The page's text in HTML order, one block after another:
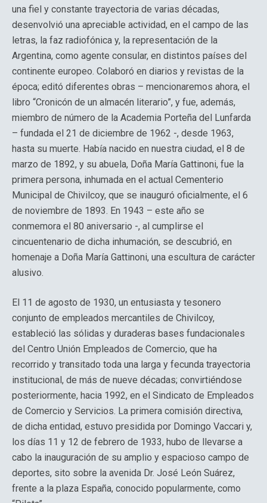
una fiel y constante trayectoria de varias décadas,
desenvolvió una apreciable actividad, en el campo de las
letras, la faz radiofónica y, la representación de la
Argentina, como agente consular, en distintos países del
continente europeo. Colaboró en diarios y revistas de la
época; editó diferentes obras – mencionaremos ahora, el
libro “Cronicón de un almacén literario”, y fue, además,
miembro de número de la Academia Porteña del Lunfarda
– fundada el 21 de diciembre de 1962 -, desde 1963,
hasta su muerte. Había nacido en nuestra ciudad, el 8 de
marzo de 1892, y su abuela, Doña María Gattinoni, fue la
primera persona, inhumada en el actual Cementerio
Municipal de Chivilcoy, que se inauguró oficialmente, el 6
de noviembre de 1893. En 1943 – este año se
conmemora el 80 aniversario -, al cumplirse el
cincuentenario de dicha inhumación, se descubrió, en
homenaje a Doña María Gattinoni, una escultura de carácter
alusivo.
El 11 de agosto de 1930, un entusiasta y tesonero
conjunto de empleados mercantiles de Chivilcoy,
estableció las sólidas y duraderas bases fundacionales
del Centro Unión Empleados de Comercio, que ha
recorrido y transitado toda una larga y fecunda trayectoria
institucional, de más de nueve décadas; convirtiéndose
posteriormente, hacia 1992, en el Sindicato de Empleados
de Comercio y Servicios. La primera comisión directiva,
de dicha entidad, estuvo presidida por Domingo Vaccari y,
los días 11 y 12 de febrero de 1933, hubo de llevarse a
cabo la inauguración de su amplio y espacioso campo de
deportes, sito sobre la avenida Dr. José León Suárez,
frente a la plaza España, conocido popularmente, como